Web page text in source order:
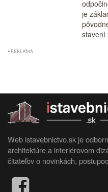
je
Web istavebnictvo.sk je
architektúre a interiérovom
čitateľov o novinkách,